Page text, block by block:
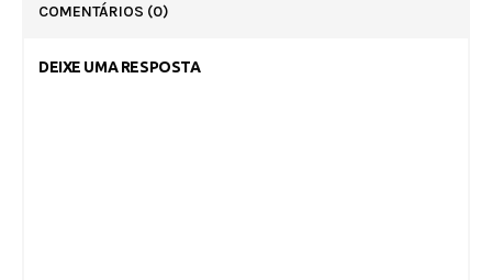
COMENTÁRIOS (0)
DEIXE UMA RESPOSTA